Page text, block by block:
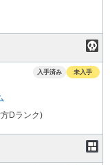
入手済み 未入手
Dランク)